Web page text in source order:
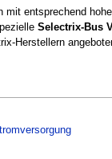
mit entsprechend
Selectrix-Bus
Herstellern